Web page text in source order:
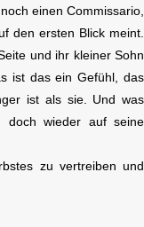
einen Commissario,
den ersten Blick meint.
und ihr kleiner Sohn
ist das ein Gefühl, das
ist als sie. Und was
doch wieder auf seine
zu vertreiben und